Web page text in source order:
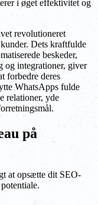
i øget effektivitet og
revolutioneret
Dets kraftfulde
beskeder,
og integrationer, giver
forbedre deres
WhatsApps fulde
relationer, yde
på
at opsætte dit SEO-